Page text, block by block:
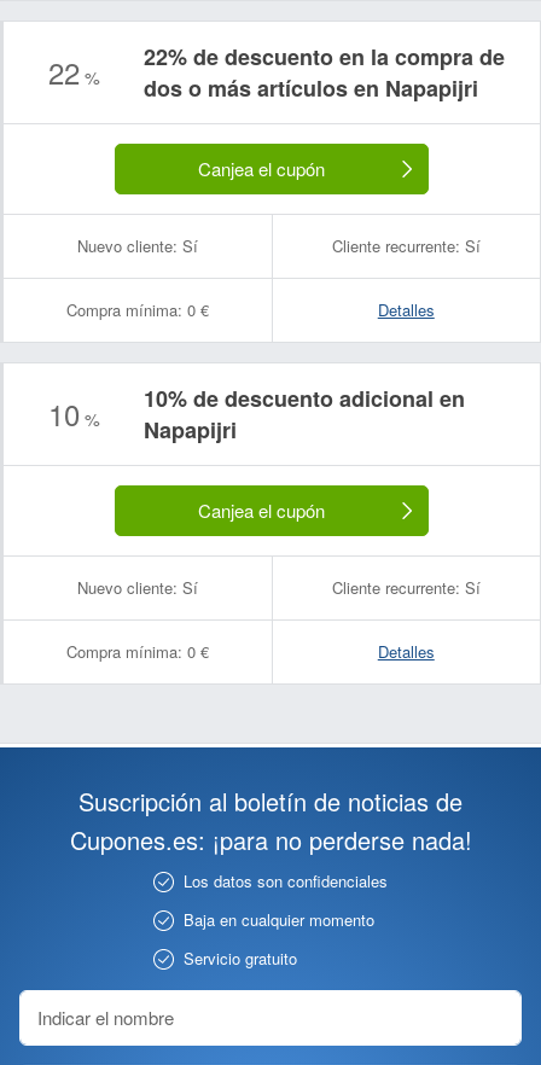
22 %
22% de descuento en la compra de
dos o más artículos en Napapijri
Canjea el cupón
Nuevo cliente: Sí Cliente recurrente: Sí
Compra mínima: 0 € Detalles
10 %
10% de descuento adicional en
Napapijri
Canjea el cupón
Nuevo cliente: Sí Cliente recurrente: Sí
Compra mínima: 0 € Detalles
Suscripción al boletín de noticias de
Cupones.es: ¡para no perderse nada!
Los datos son confidenciales
Baja en cualquier momento
Servicio gratuito